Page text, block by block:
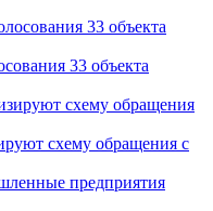
33 объекта
схему обращения с